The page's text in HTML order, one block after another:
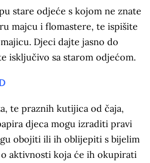
stare odjeće s kojom ne znate
majcu i flomastere, te ispišite
Djeci dajte jasno do
isključivo sa starom odjećom.
te praznih kutijica od čaja,
djeca mogu izraditi pravi
obojiti ili ih oblijepiti s bijelim
aktivnosti koja će ih okupirati